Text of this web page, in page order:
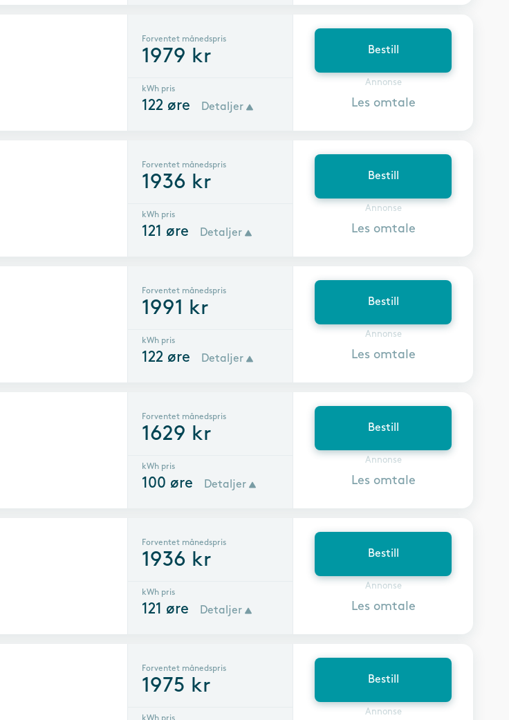
Forventet månedspris
1979 kr
kWh pris
122 øre Detaljer
Bestill
Annonse
Les omtale
Forventet månedspris
1936 kr
kWh pris
121 øre Detaljer
Bestill
Annonse
Les omtale
Forventet månedspris
1991 kr
kWh pris
122 øre Detaljer
Bestill
Annonse
Les omtale
Forventet månedspris
1629 kr
kWh pris
100 øre Detaljer
Bestill
Annonse
Les omtale
Forventet månedspris
1936 kr
kWh pris
121 øre Detaljer
Bestill
Annonse
Les omtale
Forventet månedspris
1975 kr Bestill
Annonse